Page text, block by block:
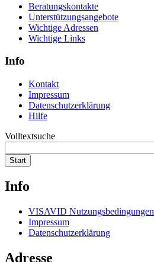
Beratungskontakte
Unterstützungsangebote
Wichtige Adressen
Wichtige Links
Info
Kontakt
Impressum
Datenschutzerklärung
Hilfe
Volltextsuche
Start
Info
VISAVID Nutzungsbedingungen
Impressum
Datenschutzerklärung
Adresse